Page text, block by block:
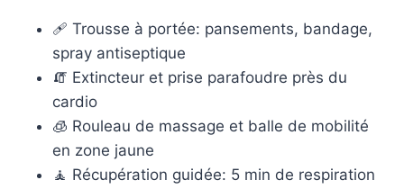
🩹 Trousse à portée: pansements, bandage,
spray antiseptique
🧯 Extincteur et prise parafoudre près du
cardio
🧊 Rouleau de massage et balle de mobilité
en zone jaune
🧘 Récupération guidée: 5 min de respiration